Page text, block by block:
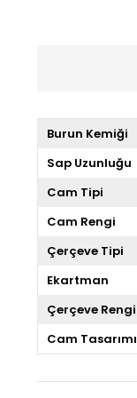
Burun Kemiği
Sap Uzunluğu
Cam Tipi
Cam Rengi
Çerçeve Tipi
Ekartman
Çerçeve Rengi
Cam Tasarımı